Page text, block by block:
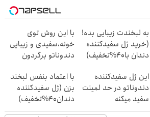
به لبخندت زیبایی بده!
(خرید ژل سفیدکننده
دندان با40%تخفیف)
با این روش توی
خونه،سفیدی و زیبایی
دندوناتو برگردون
این ژل سفیدکننده
دندوناتو در حد لمینت
سفید میکنه
(40%تخفیف)
با اعتماد بنفس لبخند
بزن (ژل سفیدکننده
دندان40%تخفیف)